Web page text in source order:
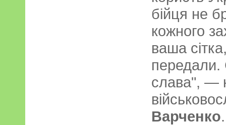
бійця не
кожного
ваша
передали.
слава", —
Варченко.